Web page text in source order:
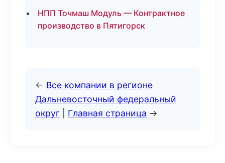
НПП Точмаш Модуль — Контрактное
производство в Пятигорск
← Все компании в регионе
Дальневосточный федеральный
округ
Главная страница →